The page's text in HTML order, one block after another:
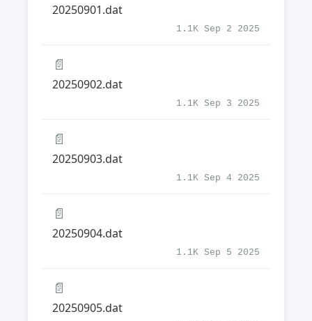
20250901.dat
1.1K Sep 2 2025
📄
20250902.dat
1.1K Sep 3 2025
📄
20250903.dat
1.1K Sep 4 2025
📄
20250904.dat
1.1K Sep 5 2025
📄
20250905.dat